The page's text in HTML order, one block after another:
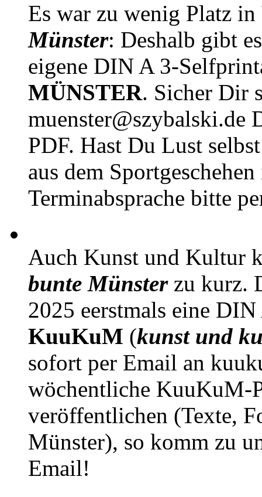
Es war zu wenig Platz in
Münster: Deshalb gibt
eigene DIN A 3-
MÜNSTER. Sicher Dir
muenster@szybalski.de
PDF. Hast Du Lust
aus dem
Terminabsprache bitte
Auch Kunst und Kultur
bunte Münsterzu kurz.
2025 eerstmals eine
KuuKuM (kunst und
sofort per Email an
wöchentliche KuuKuM-
veröffentlichen (Texte,
Münster), so komm zu
Email!